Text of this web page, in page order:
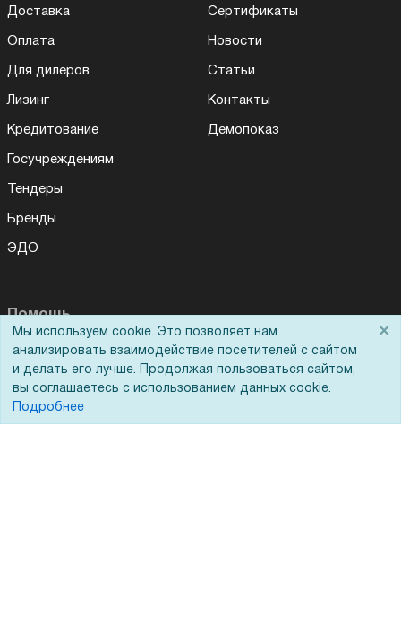
Доставка
Оплата
Для дилеров
Лизинг
Кредитование
Госучреждениям
Тендеры
Бренды
ЭДО
Сертификаты
Новости
Статьи
Контакты
Демопоказ
Помощь
Вопрос-ответ
Реквизиты
Гарантии и возврат
Мы используем cookie. Это позволяет нам
анализировать взаимодействие посетителей с сайтом
и делать его лучше. Продолжая пользоваться сайтом,
вы соглашаетесь с использованием данных cookie.
Подробнее
×